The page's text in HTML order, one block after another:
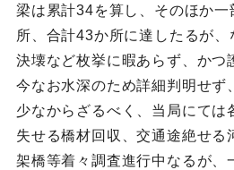
梁は累計34を算し、そのほか
所、合計43か所に達したるが
決壊など枚挙に暇あらず、かつ
今なお水深のため詳細判明せず
少なからざるべく、当局にては
失せる橋材回収、交通途絶せる
架橋等着々調査進行中なるが、